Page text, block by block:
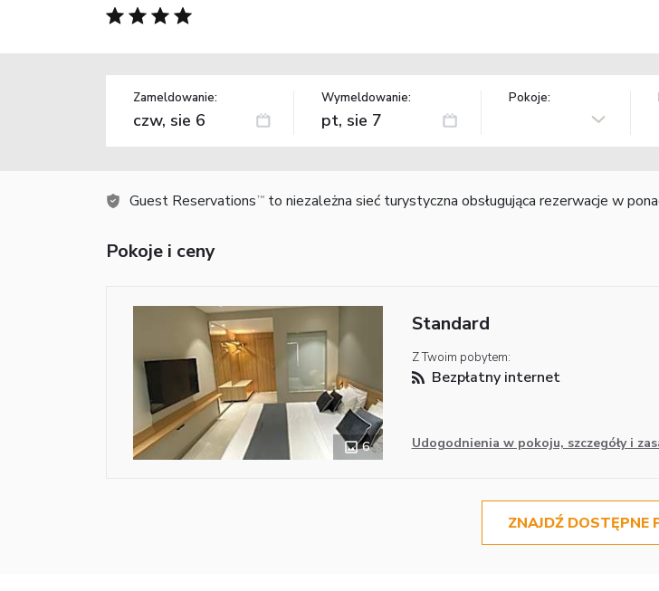
Zameldowanie: Wymeldowanie: Pokoje:
Guest Reservations TM to niezależna sieć turystyczna obsługująca rezerwacje w
Pokoje i ceny
6
Standard
Z Twoim pobytem:
Bezpłatny internet
Udogodnienia w pokoju, szczegóły i
ZNAJDŹ DOSTĘPNE